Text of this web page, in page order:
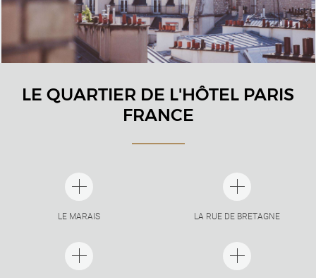
LE QUARTIER DE L'HÔTEL PARIS
FRANCE
LE MARAIS LA RUE DE BRETAGNE